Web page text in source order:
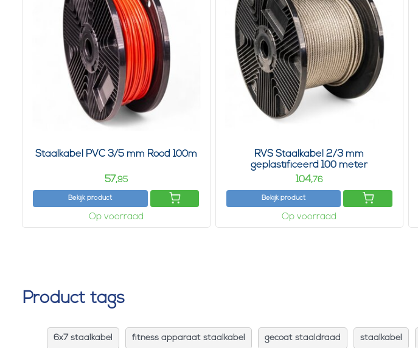
Staalkabel PVC 3/5 mm Rood 100m
57,95
Bekijk product
Op voorraad
RVS Staalkabel 2/3 mm
geplastificeerd 100 meter
104,76
Bekijk product
Op voorraad
Product tags
6x7 staalkabel fitness apparaat staalkabel gecoat staaldraad staalkabel